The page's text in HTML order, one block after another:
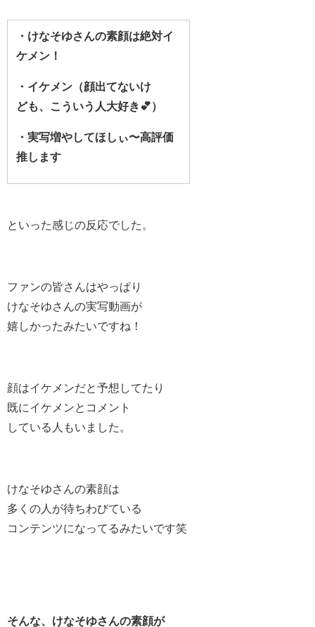
・けなそゆさんの素顔は絶対イ
ケメン！
・ イケメン（顔出てないけ
ども、こういう人大好き💕）
・実写増やしてほしぃ〜高評価
推します
といった感じの反応でした。
ファンの皆さんはやっぱり
けなそゆさんの実写動画が
嬉しかったみたいですね！
顔はイケメンだと予想してたり
既にイケメンとコメント
している人もいました。
けなそゆさんの素顔は
多くの人が待ちわびている
コンテンツになってるみたいです笑
そんな、けなそゆさんの素顔が